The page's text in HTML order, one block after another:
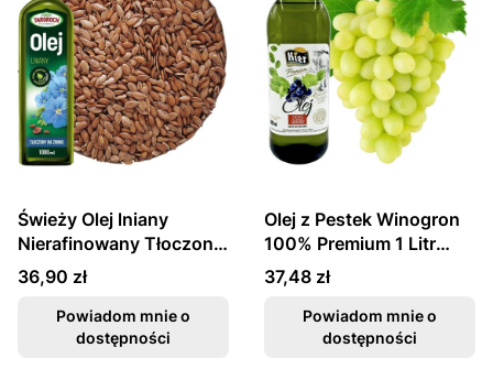
Świeży Olej lniany
Nierafinowany Tłoczony
Na Zimno Omega-3
1000ml TARGROCH
Cena
36,90 zł
Powiadom mnie o
dostępności
Olej z Pestek Winogron
100% Premium 1 Litr
KIER
Cena
37,48 zł
Powiadom mnie o
dostępności